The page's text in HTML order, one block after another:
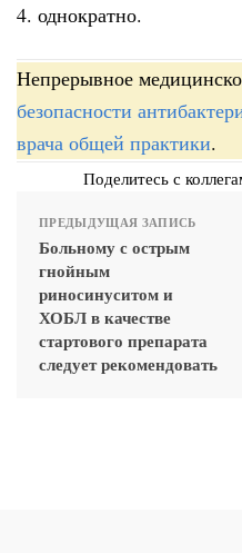
4. однократно.
Непрерывное
безопасности
врача общей практики.
Поделитесь с
ПРЕДЫДУЩАЯ ЗАПИСЬ
Больному с острым
гнойным
риносинуситом и
ХОБЛ в качестве
стартового препарата
следует рекомендовать